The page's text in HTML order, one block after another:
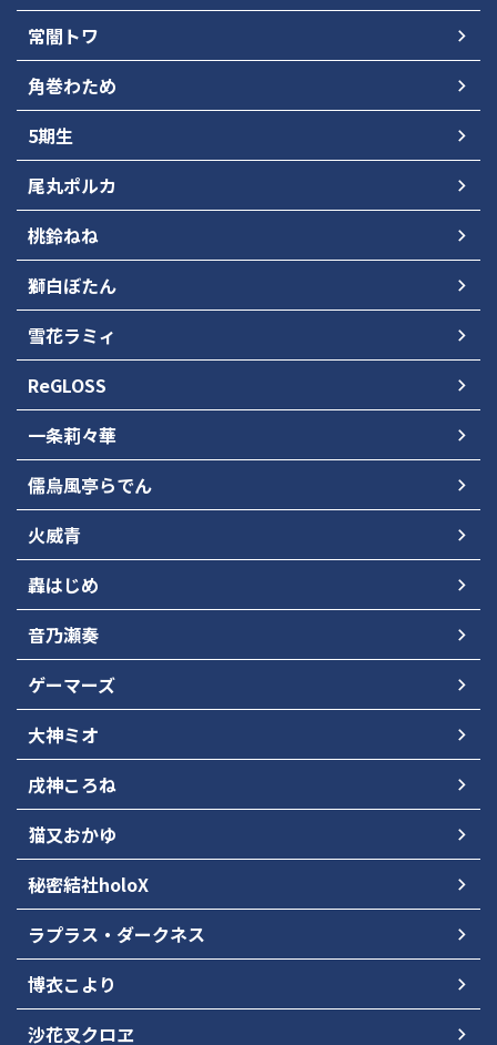
常闇トワ
角巻わため
5期生
尾丸ポルカ
桃鈴ねね
獅白ぼたん
雪花ラミィ
ReGLOSS
一条莉々華
儒烏風亭らでん
火威青
轟はじめ
音乃瀬奏
ゲーマーズ
大神ミオ
戌神ころね
猫又おかゆ
秘密結社holoX
ラプラス・ダークネス
博衣こより
沙花叉クロヱ